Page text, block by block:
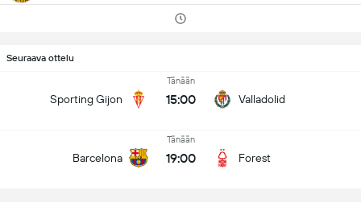
Seuraava ottelu
Sporting Gijon
Tänään
15:00 Valladolid
Barcelona
Tänään
19:00 Forest